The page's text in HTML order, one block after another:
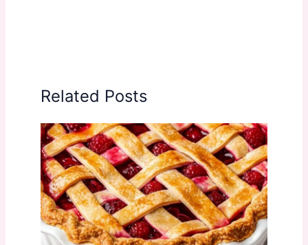
Related Posts